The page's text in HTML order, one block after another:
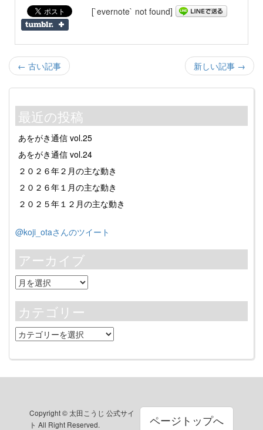
[`evernote` not found]
← 古い記事 新しい記事 →
最近の投稿
あをがき通信 vol.25
あをがき通信 vol.24
２０２６年２月の主な動き
２０２６年１月の主な動き
２０２５年１２月の主な動き
@koji_otaさんのツイート
アーカイブ
ア
ー
カ
イ
ブ
カテゴリー
カ
テ
ゴ
ー
ページトップへ
Copyright © 太田こうじ 公式サイ
ト All Right Reserved.